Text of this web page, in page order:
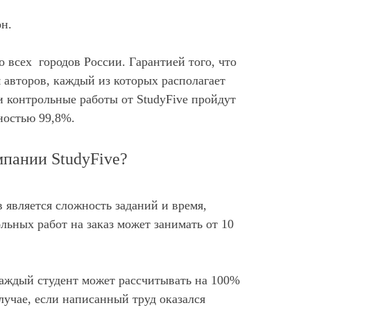
городов России. Гарантией того, что
каждый из которых располагает
работы от StudyFive пройдут
99,8%.
StudyFive?
сложность заданий и время,
работ на заказ может занимать от 10
студент может рассчитывать на 100%
если написанный труд оказался